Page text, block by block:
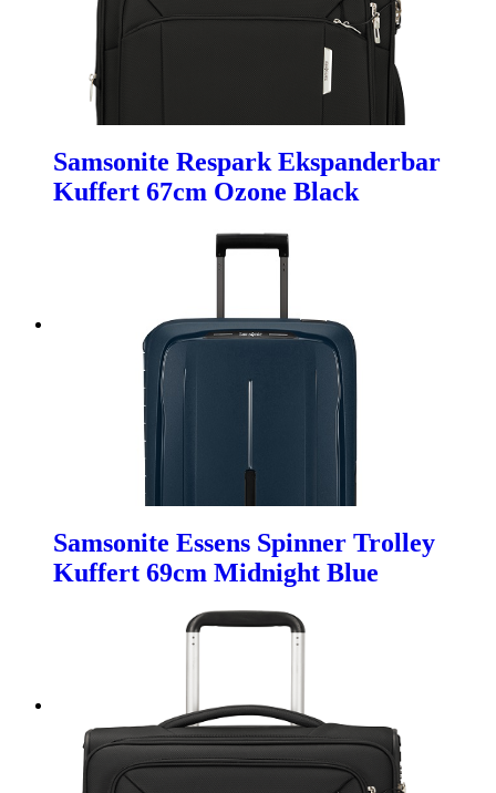
Samsonite Respark Ekspanderbar
Kuffert 67cm Ozone Black
Samsonite Essens Spinner Trolley
Kuffert 69cm Midnight Blue